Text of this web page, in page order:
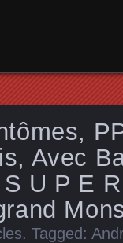
Avec
S U P E
. Tagged: